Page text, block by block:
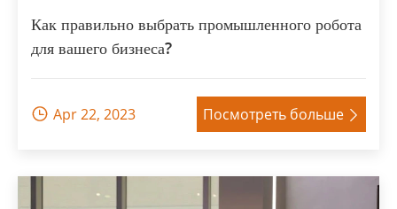
Как правильно выбрать промышленного робота
для вашего бизнеса?
 Apr 22, 2023 Посмотреть больше 